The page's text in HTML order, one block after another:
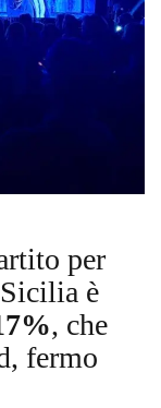
per
è
, che
fermo